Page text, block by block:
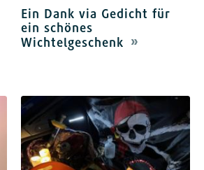
Ein Dank via Gedicht für
ein schönes
Wichtelgeschenk